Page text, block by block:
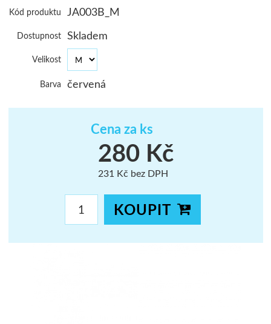
Kód produktu JA003B_M
Dostupnost Skladem
Velikost
Barva červená
Cena za ks
280 Kč
231 Kč bez DPH
KOUPIT